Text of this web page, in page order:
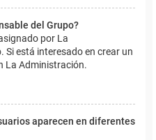
del Grupo?
por La
está interesado en crear un
La Administración.
aparecen en diferentes